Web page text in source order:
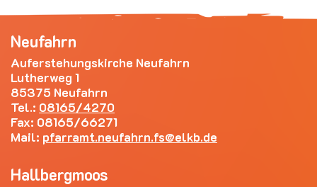
Neufahrn
Auferstehungskirche Neufahrn
Lutherweg 1
85375 Neufahrn
Tel.: 08165/4270
Fax: 08165/66271
Mail: pfarramt.neufahrn.fs elkb.de
Hallbergmoos